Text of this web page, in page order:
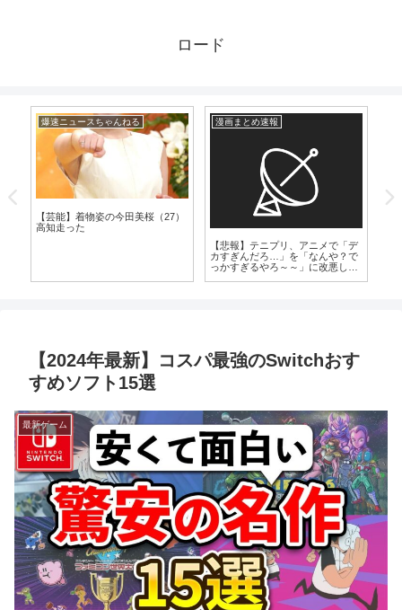
ロード
爆速ニュースちゃんねる
【芸能】着物姿の今田美桜（27）
高知走った
漫画まとめ速報
【悲報】テニプリ、アニメで「デ
カすぎんだろ…」を「なんや？で
っかすぎるやろ～～」に改悪して
【2024年最新】コスパ最強のSwitchおす
すめソフト15選
最新ゲーム